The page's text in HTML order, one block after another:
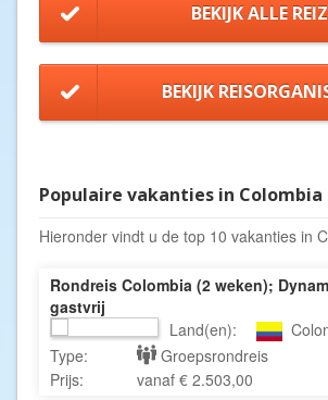
BEKIJK ALLE
BEKIJK
Populaire vakanties in Colombia
Hieronder vindt u de top 10 vakanties in
Rondreis Colombia (2 weken);
gastvrij
Land(en):
Type:
Groepsrondreis
Prijs:
vanaf € 2.503,00